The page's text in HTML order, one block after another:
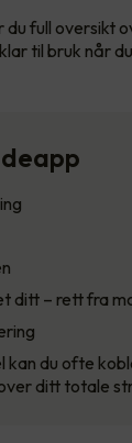
full oversikt
til bruk når
ditt – rett fra
kan du ofte
ditt totale